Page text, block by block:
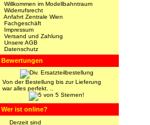
Willkommen im Modellbahntraum
Widerrufsrecht
Anfahrt Zentrale Wien
Fachgeschäft
Impressum
Versand und Zahlung
Unsere AGB
Datenschutz
Bewertungen
Von der Bestellung bis zur Lieferung
war alles perfekt. ..
Wer ist online?
Derzeit sind